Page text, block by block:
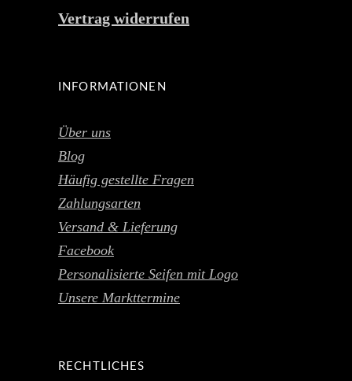
Vertrag widerrufen
INFORMATIONEN
Über uns
Blog
Häufig gestellte Fragen
Zahlungsarten
Versand & Lieferung
Facebook
Personalisierte Seifen mit Logo
Unsere Markttermine
RECHTLICHES